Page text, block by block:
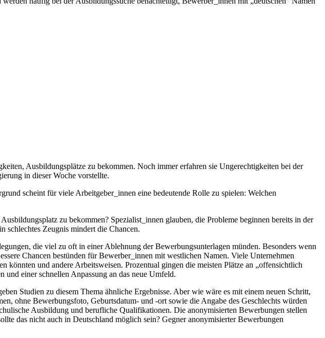
Ausbildungsplätze zu bekommen. Noch immer erfahren sie Ungerechtigkeiten bei der
in dieser Woche vorstellte.
scheint für viele Arbeitgeber_innen eine bedeutende Rolle zu spielen: Welchen
zu bekommen? Spezialist_innen glauben, die Probleme beginnen bereits in der
schlechtes Zeugnis mindert die Chancen.
die viel zu oft in einer Ablehnung der Bewerbungsunterlagen münden. Besonders wenn
Chancen bestünden für Bewerber_innen mit westlichen Namen. Viele Unternehmen
und andere Arbeitsweisen. Prozentual gingen die meisten Plätze an „offensichtlich
und einer schnellen Anpassung an das neue Umfeld.
Studien zu diesem Thema ähnliche Ergebnisse. Aber wie wäre es mit einem neuen Schritt,
ohne Bewerbungsfoto, Geburtsdatum- und -ort sowie die Angabe des Geschlechts würden
Ausbildung und berufliche Qualifikationen. Die anonymisierten Bewerbungen stellen
das nicht auch in Deutschland möglich sein? Gegner anonymisierter Bewerbungen